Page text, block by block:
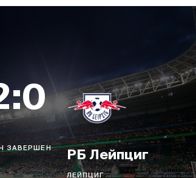
ЗАВЕРШЕН
РБ Лейпциг
ЛЕЙПЦИГ